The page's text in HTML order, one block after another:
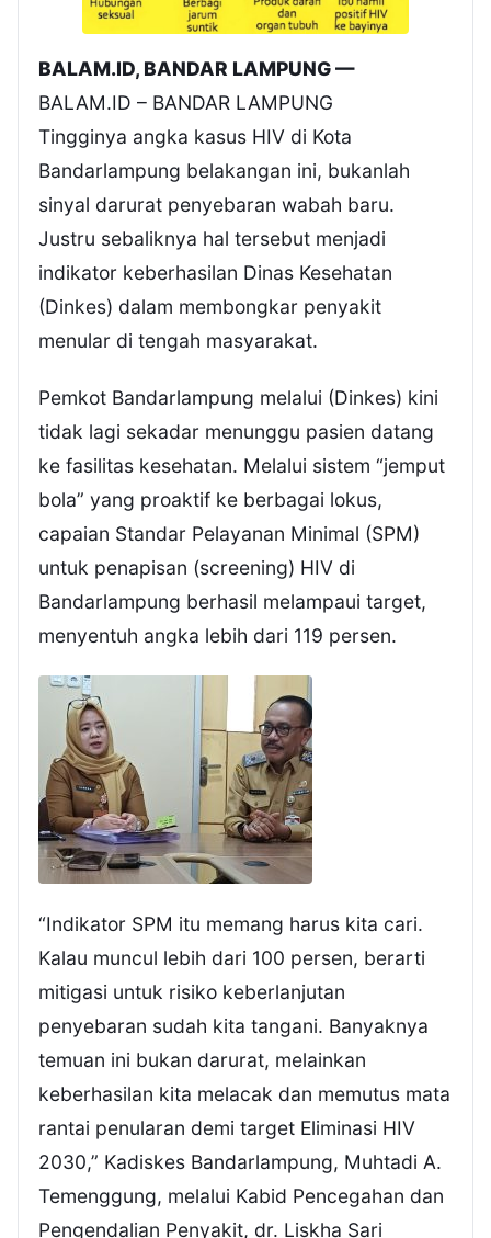
BALAM.ID, BANDAR LAMPUNG —
BALAM.ID – BANDAR LAMPUNG
Tingginya angka kasus HIV di Kota
Bandarlampung belakangan ini, bukanlah
sinyal darurat penyebaran wabah baru.
Justru sebaliknya hal tersebut menjadi
indikator keberhasilan Dinas Kesehatan
(Dinkes) dalam membongkar penyakit
menular di tengah masyarakat.
Pemkot Bandarlampung melalui (Dinkes) kini
tidak lagi sekadar menunggu pasien datang
ke fasilitas kesehatan. Melalui sistem “jemput
bola” yang proaktif ke berbagai lokus,
capaian Standar Pelayanan Minimal (SPM)
untuk penapisan (screening) HIV di
Bandarlampung berhasil melampaui target,
menyentuh angka lebih dari 119 persen.
“Indikator SPM itu memang harus kita cari.
Kalau muncul lebih dari 100 persen, berarti
mitigasi untuk risiko keberlanjutan
penyebaran sudah kita tangani. Banyaknya
temuan ini bukan darurat, melainkan
keberhasilan kita melacak dan memutus mata
rantai penularan demi target Eliminasi HIV
2030,” Kadiskes Bandarlampung, Muhtadi A.
Temenggung, melalui Kabid Pencegahan dan
Pengendalian Penyakit, dr. Liskha Sari